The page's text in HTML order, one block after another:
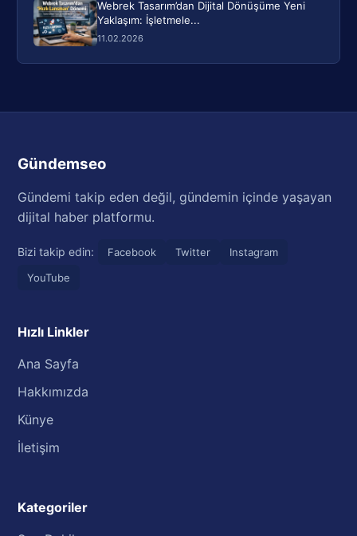
Webrek Tasarım’dan Dijital Dönüşüme Yeni
Yaklaşım: İşletmele...
11.02.2026
Gündemseo
Gündemi takip eden değil, gündemin içinde yaşayan
dijital haber platformu.
Bizi takip edin: Facebook Twitter
Instagram
YouTube
Hızlı Linkler
Ana Sayfa
Hakkımızda
Künye
İletişim
Kategoriler